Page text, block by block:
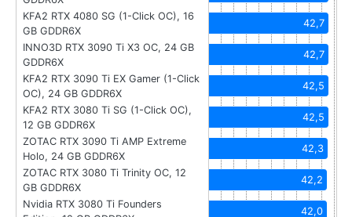
KFA2 RTX 4080 SG (1-Click OC), 16
GB GDDR6X
42,7
INNO3D RTX 3090 Ti X3 OC, 24 GB
GDDR6X
42,7
KFA2 RTX 3090 Ti EX Gamer (1-Click
OC), 24 GB GDDR6X
42,5
KFA2 RTX 3080 Ti SG (1-Click OC),
12 GB GDDR6X
42,5
ZOTAC RTX 3090 Ti AMP Extreme
Holo, 24 GB GDDR6X
42,3
ZOTAC RTX 3080 Ti Trinity OC, 12
GB GDDR6X
42,2
Nvidia RTX 3080 Ti Founders
42,0